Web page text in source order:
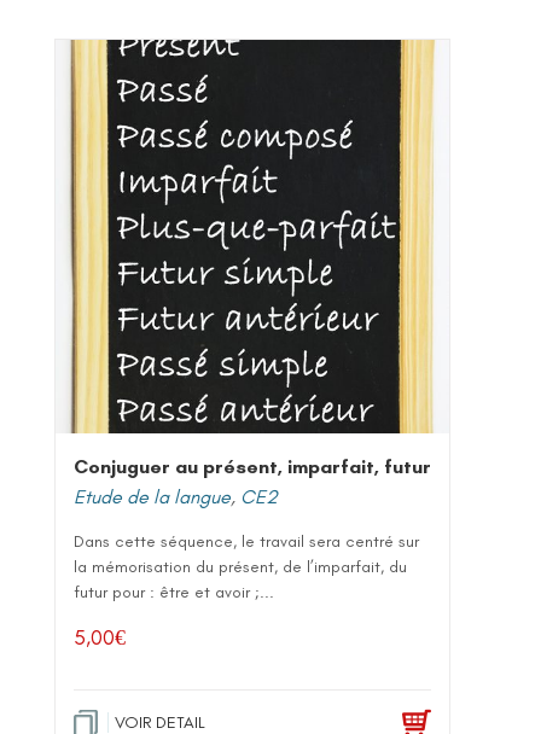
Conjuguer au présent, imparfait, futur
Etude de la langue, CE2
Dans cette séquence, le travail sera centré sur
la mémorisation du présent, de l’imparfait, du
futur pour : être et avoir ;...
5,00€
VOIR DETAIL